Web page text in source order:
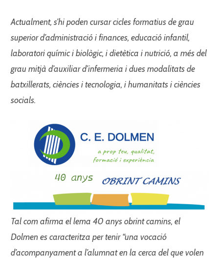
Actualment, s’hi poden cursarcicles formatius de grau
superior d’administració i finances, educació infantil,
laboratori químic i biològic, i dietètica i nutrició, a més del
grau mitjà d’auxiliar d’infermeria i dues modalitats de
batxillerats, ciències i tecnologia, i humanitats i ciències
socials.
Tal com afirma el lema 40 anys obrint camins, el
Dolmen es caracteritza per tenir “una vocació
d’acompanyament a l’alumnat en la cerca del que volen